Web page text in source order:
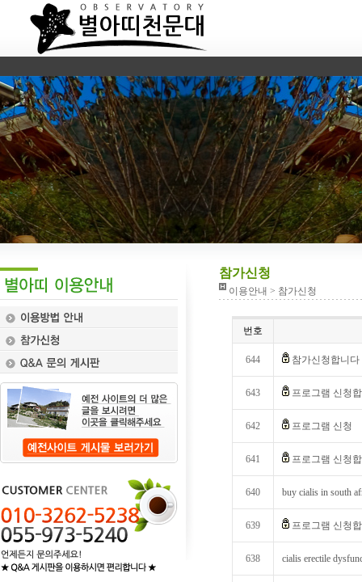
참가신청
이용안내 > 참가신청
번호
644 참가신청합니다
643 프로그램 신청
642 프로그램 신청
641 프로그램 신청
640 buy cialis in south
639 프로그램 신청
638 cialis erectile